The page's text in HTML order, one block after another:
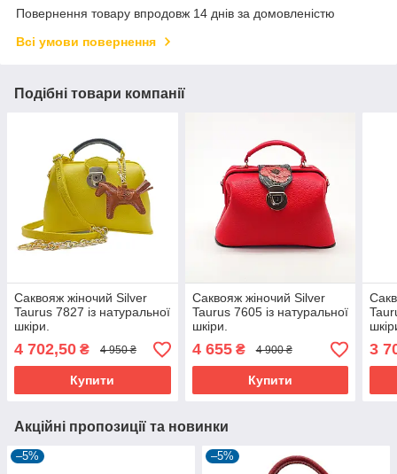
Повернення товару впродовж 14 днів за домовленістю
Всі умови повернення
Подібні товари компанії
Саквояж жіночий Silver
Taurus 7827 із натуральної
шкіри.
4 702,50 ₴ 4 950 ₴
Купити
Саквояж жіночий Silver
Taurus 7605 із натуральної
шкіри.
4 655₴ 4 900 ₴
Купити
3
Акційні пропозиції та новинки
–5% –5%